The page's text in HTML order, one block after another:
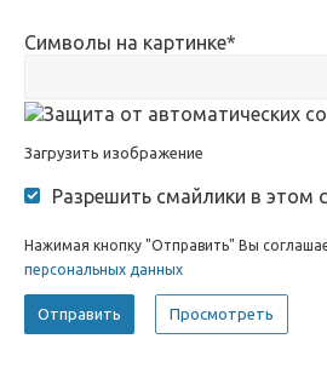
Символы на картинке*
Загрузить изображение
Разрешить смайлики в этом
Нажимая кнопку "Отправить" Вы
персональных данных